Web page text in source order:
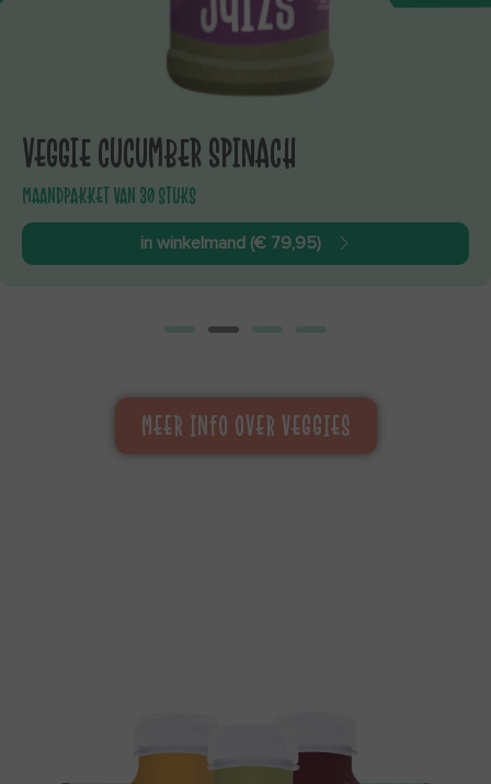
VEGGIE CUCUMBER SPINACH
MAANDPAKKET VAN 30 STUKS
in winkelmand (€ 79,95)
MEER INFO OVER VEGGIES